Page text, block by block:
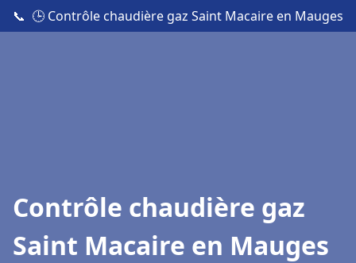
📞 🕒 Contrôle chaudière gaz Saint Macaire en Mauges
Contrôle chaudière gaz
Saint Macaire en Mauges